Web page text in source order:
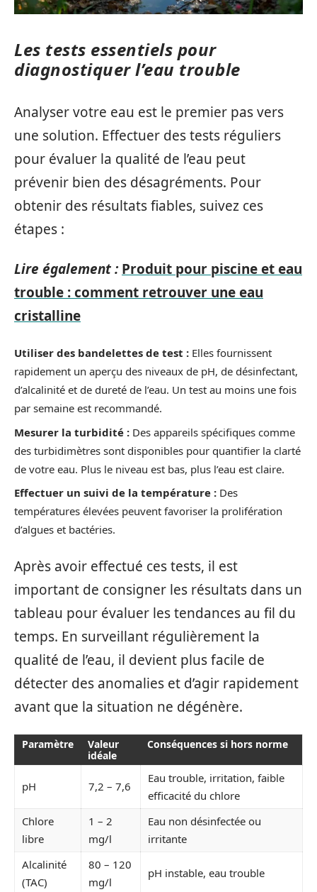
Les tests essentiels pour
diagnostiquer l’eau trouble
Analyser votre eau est le premier pas vers
une solution. Effectuer des tests réguliers
pour évaluer la qualité de l’eau peut
prévenir bien des désagréments. Pour
obtenir des résultats fiables, suivez ces
étapes :
Lire également : Produit pour piscine et eau
trouble : comment retrouver une eau
cristalline
Utiliser des bandelettes de test : Elles fournissent
rapidement un aperçu des niveaux de pH, de désinfectant,
d’alcalinité et de dureté de l’eau. Un test au moins une fois
par semaine est recommandé.
Mesurer la turbidité : Des appareils spécifiques comme
des turbidimètres sont disponibles pour quantifier la clarté
de votre eau. Plus le niveau est bas, plus l’eau est claire.
Effectuer un suivi de la température : Des
températures élevées peuvent favoriser la prolifération
d’algues et bactéries.
Après avoir effectué ces tests, il est
important de consigner les résultats dans un
tableau pour évaluer les tendances au fil du
temps. En surveillant régulièrement la
qualité de l’eau, il devient plus facile de
détecter des anomalies et d’agir rapidement
avant que la situation ne dégénère.
Paramètre
Valeur
idéale
Conséquences si hors norme
pH 7,2 – 7,6
Eau trouble, irritation, faible
efficacité du chlore
Chlore
libre
1 – 2
mg/l
Eau non désinfectée ou
irritante
Alcalinité
(TAC)
80 – 120
mg/l
pH instable, eau trouble